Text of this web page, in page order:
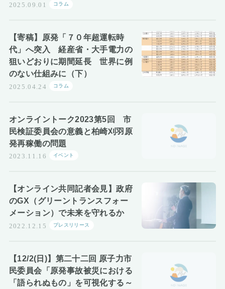
2025.09.01 コラム
【寄稿】原発「７０年超運転時
代」へ突入 経産省・大手電力の
狙いどおりに期間延長 世界に例
のない仕組みに（下）
2025.04.24 コラム
オンライントーク2023第5回 市
民検証委員会の意義と柏崎刈羽原
発再稼働の問題
2023.11.16 イベント
【オンライン共同記者会見】政府
のGX（グリーントランスフォー
メーション）で未来を守れるか
2022.12.15 プレスリリース
【12/2(日)】第二十二回 原子力市
民委員会「原発事故被災における
「語られぬもの」を可視化する～